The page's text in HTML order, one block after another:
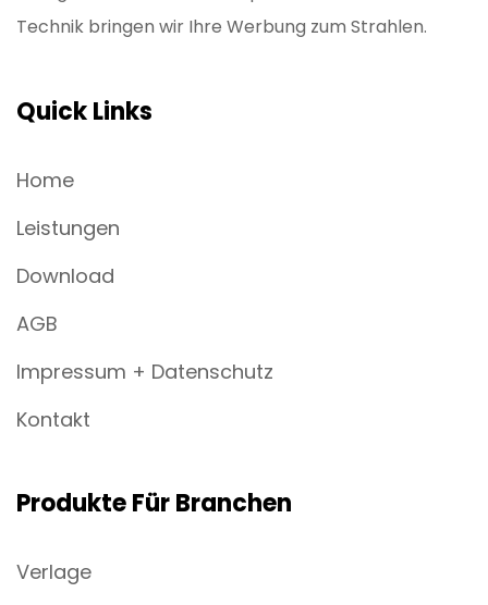
Technik bringen wir Ihre Werbung zum Strahlen.
Quick Links
Home
Leistungen
Download
AGB
Impressum + Datenschutz
Kontakt
Produkte Für Branchen
Verlage